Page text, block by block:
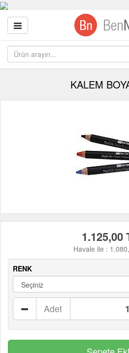
KALEM
1.125,00
Havale ile :
RENK
Adet